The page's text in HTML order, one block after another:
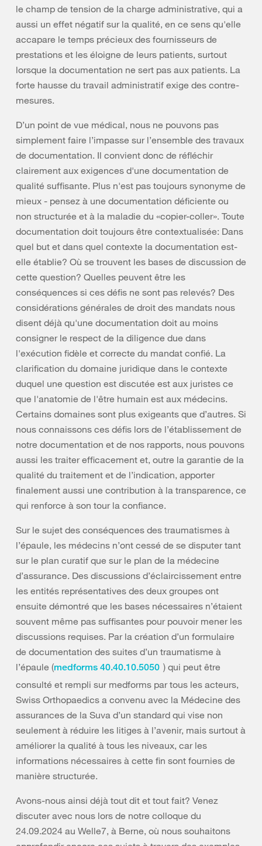
le champ de tension de la charge administrative, qui a
aussi un effet négatif sur la qualité, en ce sens qu'elle
accapare le temps précieux des fournisseurs de
prestations et les éloigne de leurs patients, surtout
lorsque la documentation ne sert pas aux patients. La
forte hausse du travail administratif exige des contre-
mesures.
D’un point de vue médical, nous ne pouvons pas
simplement faire l’impasse sur l’ensemble des travaux
de documentation. Il convient donc de réfléchir
clairement aux exigences d'une documentation de
qualité suffisante. Plus n'est pas toujours synonyme de
mieux - pensez à une documentation déficiente ou
non structurée et à la maladie du «copier-coller». Toute
documentation doit toujours être contextualisée: Dans
quel but et dans quel contexte la documentation est-
elle établie? Où se trouvent les bases de discussion de
cette question? Quelles peuvent être les
conséquences si ces défis ne sont pas relevés? Des
considérations générales de droit des mandats nous
disent déjà qu'une documentation doit au moins
consigner le respect de la diligence due dans
l'exécution fidèle et correcte du mandat confié. La
clarification du domaine juridique dans le contexte
duquel une question est discutée est aux juristes ce
que l'anatomie de l'être humain est aux médecins.
Certains domaines sont plus exigeants que d’autres. Si
nous connaissons ces défis lors de l’établissement de
notre documentation et de nos rapports, nous pouvons
aussi les traiter efficacement et, outre la garantie de la
qualité du traitement et de l’indication, apporter
finalement aussi une contribution à la transparence, ce
qui renforce à son tour la confiance.
Sur le sujet des conséquences des traumatismes à
l’épaule, les médecins n’ont cessé de se disputer tant
sur le plan curatif que sur le plan de la médecine
d’assurance. Des discussions d’éclaircissement entre
les entités représentatives des deux groupes ont
ensuite démontré que les bases nécessaires n’étaient
souvent même pas suffisantes pour pouvoir mener les
discussions requises. Par la création d’un formulaire
de documentation des suites d’un traumatisme à
l’épaule (medforms 40.40.10.5050 ) qui peut être
consulté et rempli sur medforms par tous les acteurs,
Swiss Orthopaedics a convenu avec la Médecine des
assurances de la Suva d’un standard qui vise non
seulement à réduire les litiges à l’avenir, mais surtout à
améliorer la qualité à tous les niveaux, car les
informations nécessaires à cette fin sont fournies de
manière structurée.
Avons-nous ainsi déjà tout dit et tout fait? Venez
discuter avec nous lors de notre colloque du
24.09.2024 au Welle7, à Berne, où nous souhaitons